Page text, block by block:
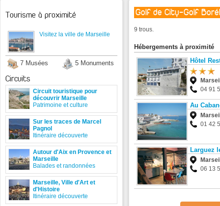
Golf de City-Golf
9 trous.
Hébergements à proximité
Hôtel
04 91
Au
01 42
Larguez
06 13
Tourisme à proximité
Visitez la ville de Marseille
7 Musées 5 Monuments
Circuits
Circuit touristique pour
découvrir Marseille
Patrimoine et culture
Sur les traces de Marcel
Pagnol
Itinéraire découverte
Autour d'Aix en Provence et
Marseille
Balades et randonnées
Marseille, Ville d'Art et
d'Histoire
Itinéraire découverte